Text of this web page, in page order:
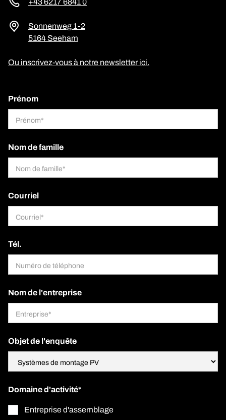
+43 6217 6841 0
Sonnenweg 1-2
5164 Seeham
Ou inscrivez-vous à notre newsletter ici.
Prénom
Nom de famille
Courriel
Tél.
Nom de l'entreprise
Objet de l'enquête
Domaine d'activité*
Entreprise d'assemblage